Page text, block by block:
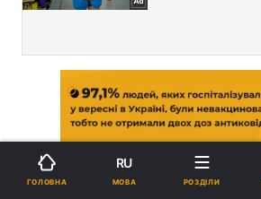
ГОЛОВНА
RU
МОВА РОЗДІЛИ